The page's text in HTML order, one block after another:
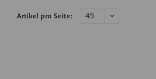
Artikel pro Seite: